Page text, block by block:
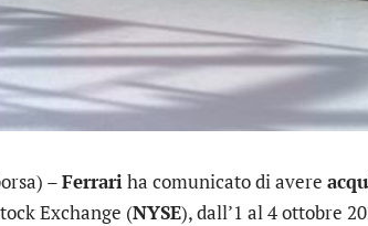
–Ferrariha comunicato di avere
Exchange (NYSE), dall’1 al 4 ottobre